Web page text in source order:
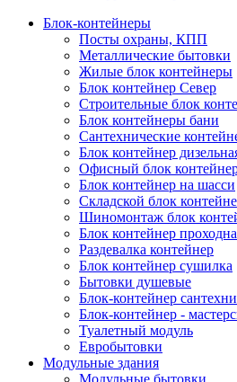
Блок-контейнеры
Посты охраны, КПП
Металлические бытовки
Жилые блок контейнеры
Блок контейнер Север
Строительные блок
Блок контейнеры бани
Сантехнические
Блок контейнер
Офисный блок
Блок контейнер на шасси
Складской блок
Шиномонтаж блок
Блок контейнер
Раздевалка контейнер
Блок контейнер сушилка
Бытовки душевые
Блок-контейнер
Блок-контейнер -
Туалетный модуль
Евробытовки
Модульные здания
Модульные бытовки